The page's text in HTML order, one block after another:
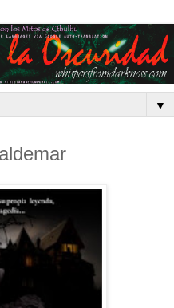
▼